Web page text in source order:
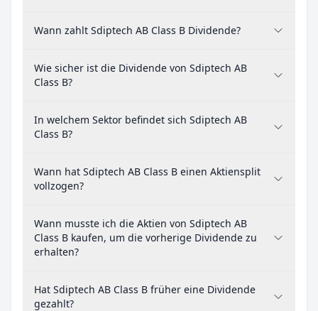
Wann zahlt Sdiptech AB Class B Dividende?
Wie sicher ist die Dividende von Sdiptech AB
Class B?
In welchem Sektor befindet sich Sdiptech AB
Class B?
Wann hat Sdiptech AB Class B einen Aktiensplit
vollzogen?
Wann musste ich die Aktien von Sdiptech AB
Class B kaufen, um die vorherige Dividende zu
erhalten?
Hat Sdiptech AB Class B früher eine Dividende
gezahlt?